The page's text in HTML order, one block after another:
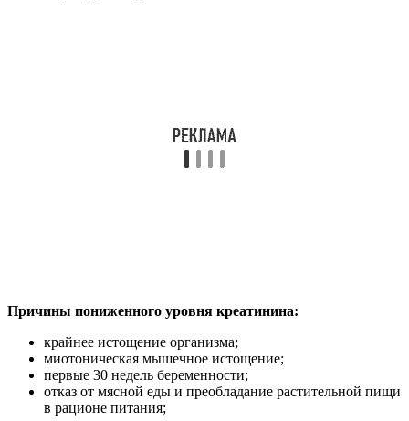
Причины пониженного уровня креатинина:
крайнее истощение организма;
миотоническая мышечное истощение;
первые 30 недель беременности;
отказ от мясной еды и преобладание растительной пищи
в рационе питания;